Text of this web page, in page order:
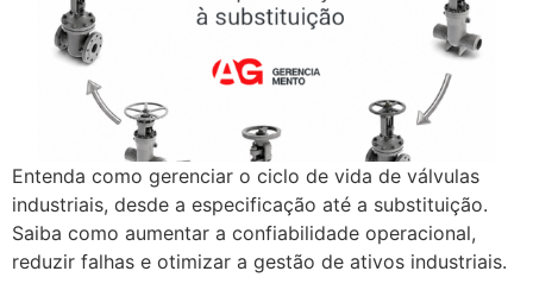
Entenda como gerenciar o ciclo de vida de válvulas
industriais, desde a especificação até a substituição.
Saiba como aumentar a confiabilidade operacional,
reduzir falhas e otimizar a gestão de ativos industriais.